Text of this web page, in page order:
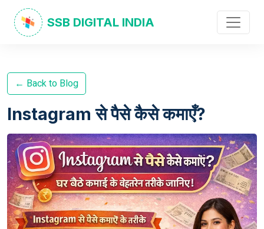
SSB DIGITAL INDIA
← Back to Blog
Instagram से पैसे कैसे कमाएँ?